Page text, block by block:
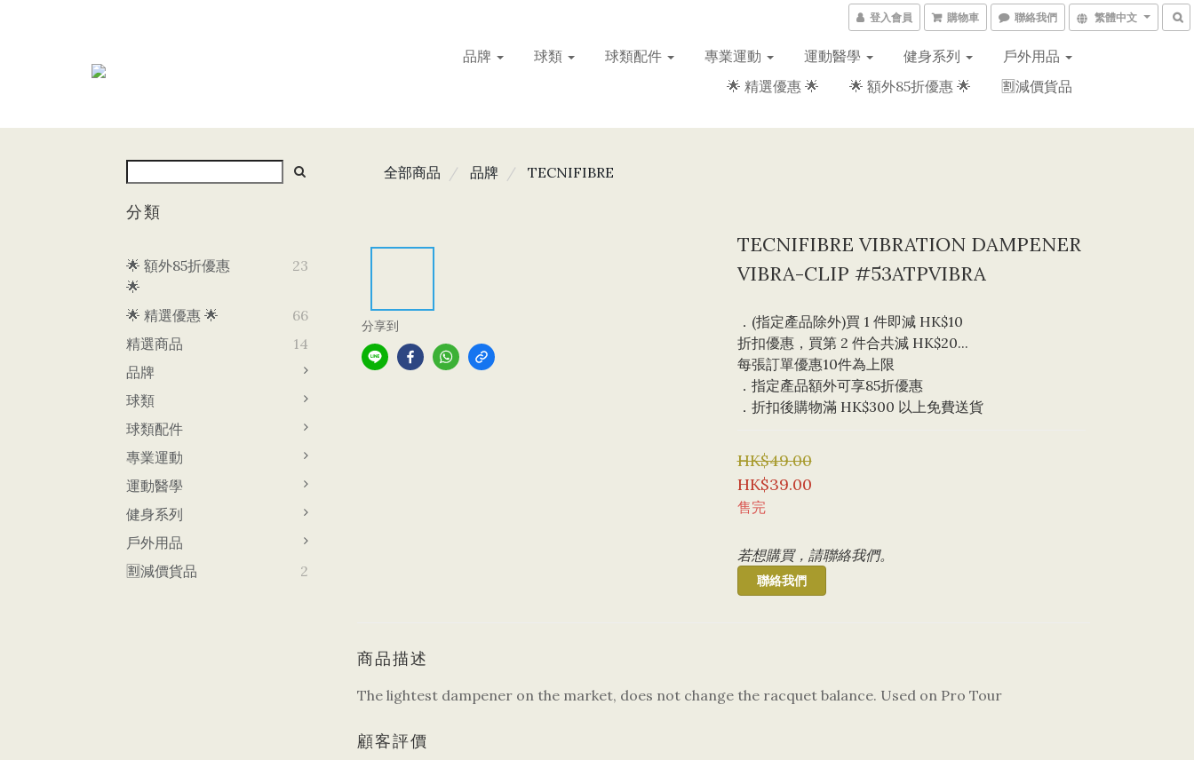
登入會員 購物車 聯絡我們 繁體中文
品牌 球類 球類配件 專業運動 運動醫學 健身系列
戶外用品
🌟 精選優惠 🌟
🌟 額外85折優惠 🌟 🈹減價貨品
分類
🌟 額外85折優惠
🌟
23
🌟 精選優惠 🌟
66
精選商品
14
品牌
球類
球類配件
專業運動
運動醫學
健身系列
戶外用品
🈹減價貨品
2
全部商品 品牌 TECNIFIBRE
分享到
TECNIFIBRE VIBRATION DAMPENER
VIBRA-CLIP #53ATPVIBRA
．(指定產品除外)買 1 件即減 HK$10
折扣優惠，買第 2 件合共減 HK$20...
每張訂單優惠10件為上限
．指定產品額外可享85折優惠
．折扣後購物滿 HK$300 以上免費送貨
HK$49.00
HK$39.00
售完
若想購買，請聯絡我們。
聯絡我們
商品描述
The lightest dampener on the market, does not change the racquet balance. Used on Pro Tour
顧客評價